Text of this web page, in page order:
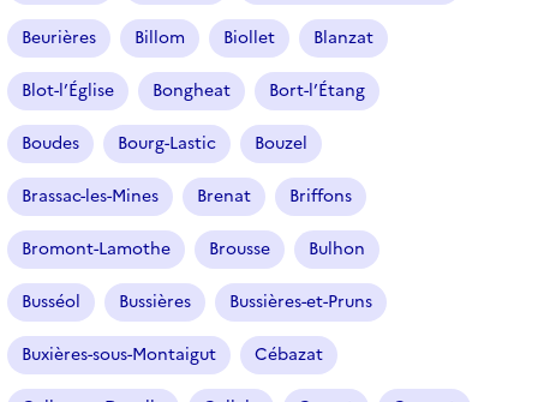
Beurières Billom Biollet Blanzat
Blot-l’Église Bongheat Bort-l’Étang
Boudes Bourg-Lastic Bouzel
Brassac-les-Mines Brenat Briffons
Bromont-Lamothe Brousse Bulhon
Busséol Bussières Bussières-et-Pruns
Buxières-sous-Montaigut Cébazat